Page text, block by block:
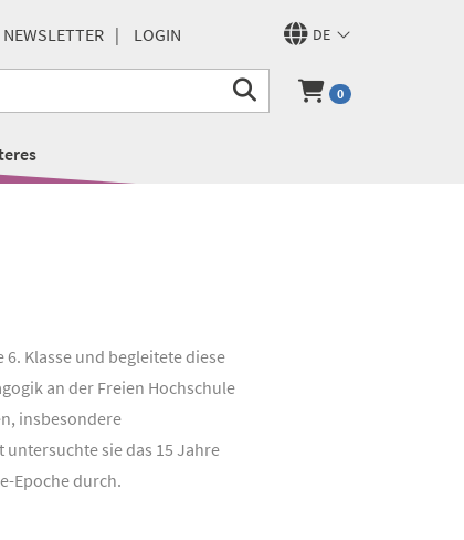
DE
NEWSLETTER LOGIN
0
Klasse und begleitete diese
an der Freien Hochschule
insbesondere
sie das 15 Jahre
Epoche durch.